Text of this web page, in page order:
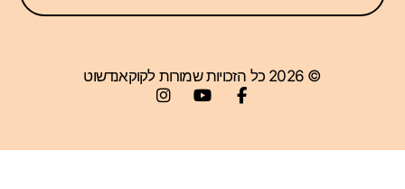
© 2026 כל הזכויות שמורות לקוקאנדשוט